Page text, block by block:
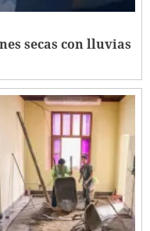
secas con lluvias